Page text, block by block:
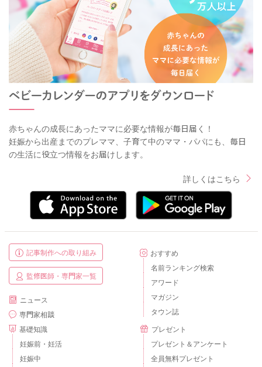
赤ちゃんの成長にあったママに必要な情報が毎日届く！
妊娠から出産までのプレママ、子育て中のママ・パパにも、毎日
の生活に役立つ情報をお届けします。
詳しくはこちら
記事制作への取り組み
監修医師・専門家一覧
ニュース
専門家相談
基礎知識
妊娠前・妊活
妊娠中
おすすめ
名前ランキング検索
アワード
マガジン
タウン誌
プレゼント
プレゼント＆アンケート
全員無料プレゼント